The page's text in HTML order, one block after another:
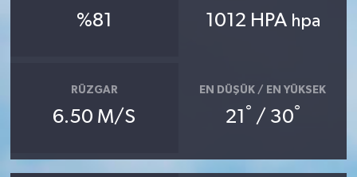
%81 1012 HPA hpa
RÜZGAR
6.50 M/S
EN DÜŞÜK / EN YÜKSEK
21 ° / 30°